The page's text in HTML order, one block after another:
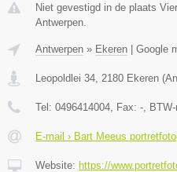
Niet gevestigd in de plaats
Antwerpen.
Antwerpen » Ekeren Google
Leopoldlei 34 2180 Ekeren (
Tel: 0496414004 , Fax: - ,
E-mail › Bart Meeus
Website: https://